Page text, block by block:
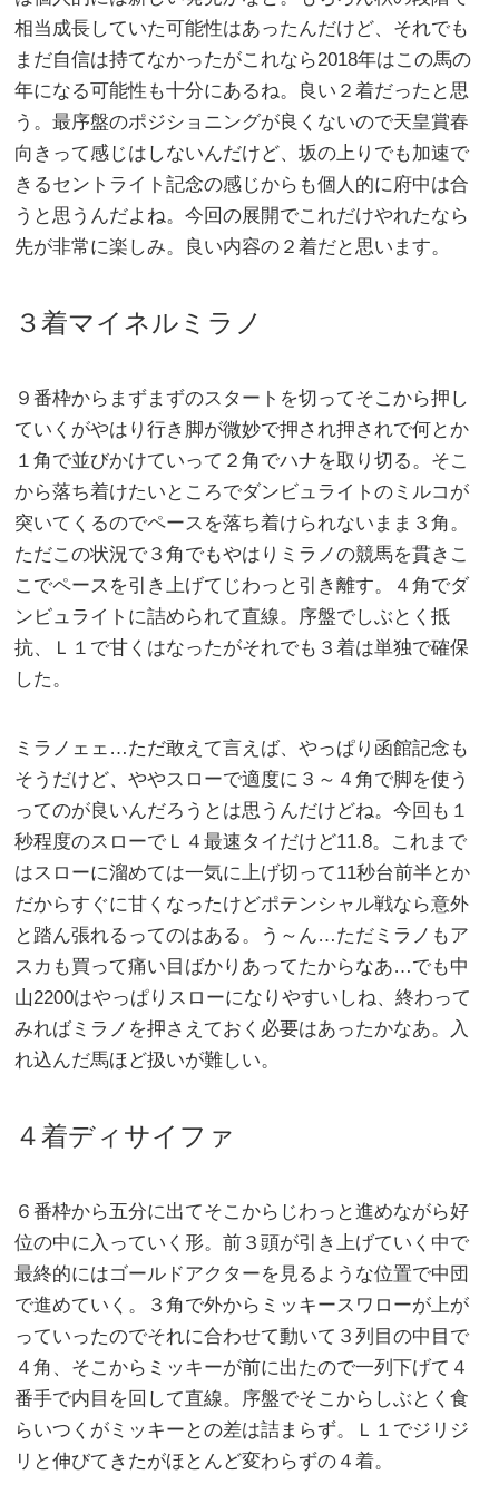
相当成長していた可能性はあったんだけど、それでも
まだ自信は持てなかったがこれなら2018年はこの馬の
年になる可能性も十分にあるね。良い２着だったと思
う。最序盤のポジショニングが良くないので天皇賞春
向きって感じはしないんだけど、坂の上りでも加速で
きるセントライト記念の感じからも個人的に府中は合
うと思うんだよね。今回の展開でこれだけやれたなら
先が非常に楽しみ。良い内容の２着だと思います。
３着マイネルミラノ
９番枠からまずまずのスタートを切ってそこから押し
ていくがやはり行き脚が微妙で押され押されで何とか
１角で並びかけていって２角でハナを取り切る。そこ
から落ち着けたいところでダンビュライトのミルコが
突いてくるのでペースを落ち着けられないまま３角。
ただこの状況で３角でもやはりミラノの競馬を貫きこ
こでペースを引き上げてじわっと引き離す。４角でダ
ンビュライトに詰められて直線。序盤でしぶとく抵
抗、Ｌ１で甘くはなったがそれでも３着は単独で確保
した。
ミラノェェ…ただ敢えて言えば、やっぱり函館記念も
そうだけど、ややスローで適度に３～４角で脚を使う
ってのが良いんだろうとは思うんだけどね。今回も１
秒程度のスローでＬ４最速タイだけど11.8。これまで
はスローに溜めては一気に上げ切って11秒台前半とか
だからすぐに甘くなったけどポテンシャル戦なら意外
と踏ん張れるってのはある。う～ん…ただミラノもア
スカも買って痛い目ばかりあってたからなあ…でも中
山2200はやっぱりスローになりやすいしね、終わって
みればミラノを押さえておく必要はあったかなあ。入
れ込んだ馬ほど扱いが難しい。
４着ディサイファ
６番枠から五分に出てそこからじわっと進めながら好
位の中に入っていく形。前３頭が引き上げていく中で
最終的にはゴールドアクターを見るような位置で中団
で進めていく。３角で外からミッキースワローが上が
っていったのでそれに合わせて動いて３列目の中目で
４角、そこからミッキーが前に出たので一列下げて４
番手で内目を回して直線。序盤でそこからしぶとく食
らいつくがミッキーとの差は詰まらず。Ｌ１でジリジ
リと伸びてきたがほとんど変わらずの４着。